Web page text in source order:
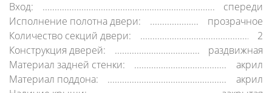
Вход:
спереди
Исполнение полотна двери:
прозрачное
Количество секций двери:
2
Конструкция дверей:
раздвижная
Материал задней стенки:
акрил
Материал поддона:
акрил